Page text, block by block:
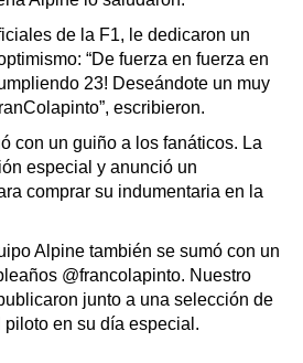
de la F1, le dedicaron un
“De fuerza en fuerza en
23! Deseándote un muy
escribieron.
con un guiño a los fanáticos. La
especial y anunció un
comprar su indumentaria en la
Alpine también se sumó con un
@francolapinto. Nuestro
junto a una selección de
en su día especial.